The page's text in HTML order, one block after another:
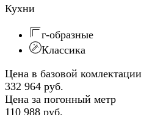
Кухни
г-образные
Классика
Цена в базовой комлектации
332 964 руб.
Цена за погонный метр
110 988 руб.